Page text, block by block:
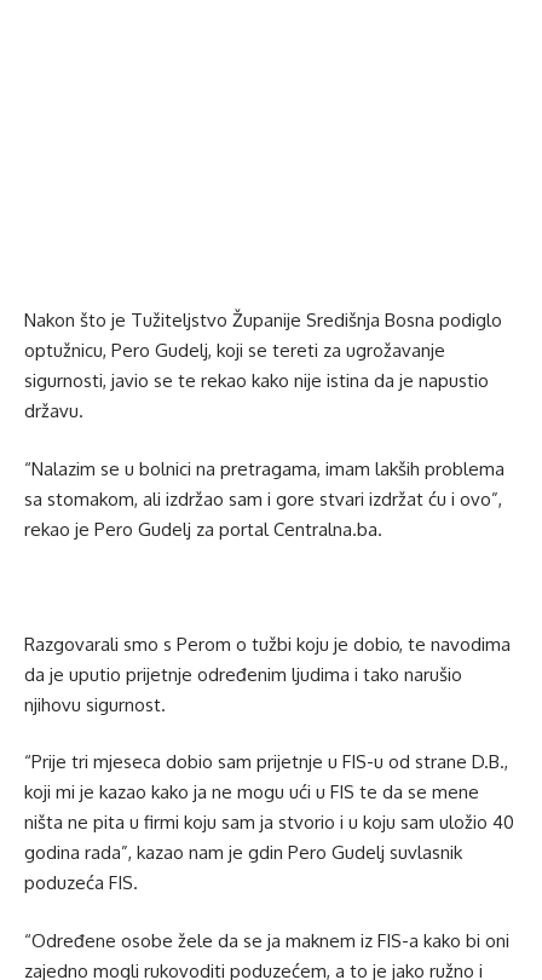
Nakon što je Tužiteljstvo Županije Središnja Bosna podiglo
optužnicu, Pero Gudelj, koji se tereti za ugrožavanje
sigurnosti, javio se te rekao kako nije istina da je napustio
državu.
“Nalazim se u bolnici na pretragama, imam lakših problema
sa stomakom, ali izdržao sam i gore stvari izdržat ću i ovo”,
rekao je Pero Gudelj za portal Centralna.ba.
Razgovarali smo s Perom o tužbi koju je dobio, te navodima
da je uputio prijetnje određenim ljudima i tako narušio
njihovu sigurnost.
“Prije tri mjeseca dobio sam prijetnje u FIS-u od strane D.B.,
koji mi je kazao kako ja ne mogu ući u FIS te da se mene
ništa ne pita u firmi koju sam ja stvorio i u koju sam uložio 40
godina rada”, kazao nam je gdin Pero Gudelj suvlasnik
poduzeća FIS.
“Određene osobe žele da se ja maknem iz FIS-a kako bi oni
zajedno mogli rukovoditi poduzećem, a to je jako ružno i